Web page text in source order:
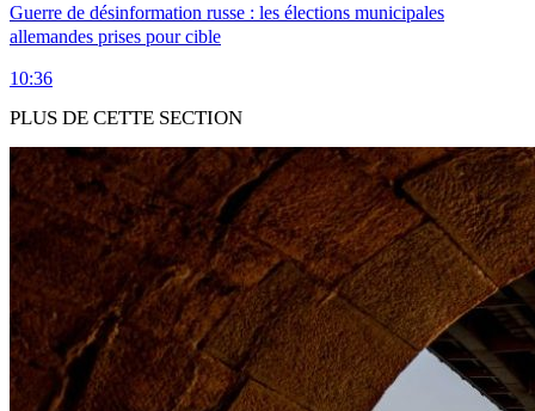
Guerre de désinformation russe : les élections municipales
allemandes prises pour cible
10:36
PLUS DE CETTE SECTION